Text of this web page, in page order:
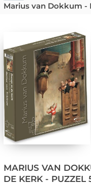
MARIUS VAN
DE KERK - PUZZEL